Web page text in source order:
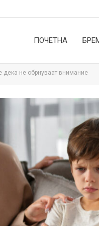
ПОЧЕТНА
дека не обрнуваат внимание